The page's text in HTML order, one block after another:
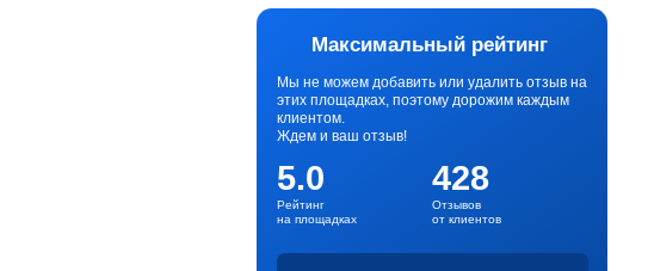
Максимальный рейтинг
Мы не можем добавить или удалить отзыв на
этих площадках, поэтому дорожим каждым
клиентом.
Ждем и ваш отзыв!
5.0
Рейтинг
на площадках
428
Отзывов
от клиентов